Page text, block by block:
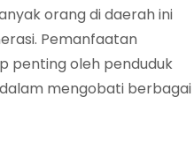
orang di daerah ini
Pemanfaatan
penting oleh penduduk
mengobati berbagai